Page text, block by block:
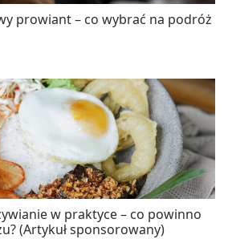
prowiant – co wybrać na podróż
w praktyce – co powinno
(Artykuł sponsorowany)